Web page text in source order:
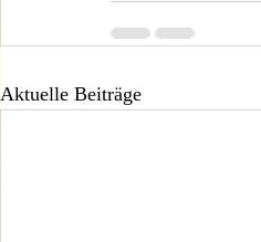
Aktuelle Beiträge